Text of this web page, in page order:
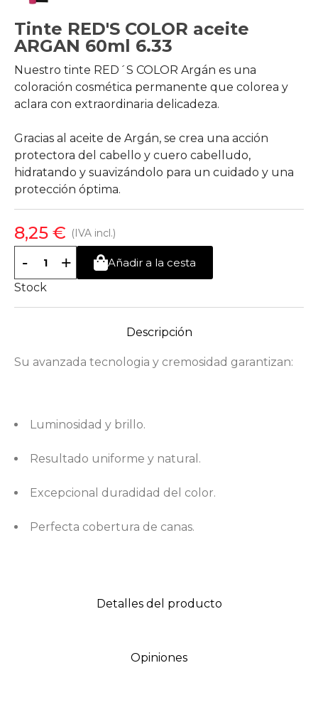
Tinte RED'S COLOR aceite
ARGAN 60ml 6.33
Nuestro tinte RED´S COLOR Argán es una
coloración cosmética permanente que colorea y
aclara con extraordinaria delicadeza.
Gracias al aceite de Argán, se crea una acción
protectora del cabello y cuero cabelludo,
hidratando y suavizándolo para un cuidado y una
protección óptima.
8,25 € (IVA incl.)
- +
Añadir a la cesta
Stock
Descripción
Detalles del producto
Opiniones
Su avanzada tecnologia y cremosidad garantizan:
Luminosidad y brillo.
Resultado uniforme y natural.
Excepcional duradidad del color.
Perfecta cobertura de canas.